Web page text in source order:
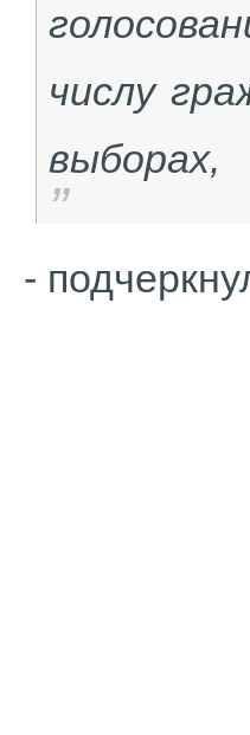
числу
выборах,
-